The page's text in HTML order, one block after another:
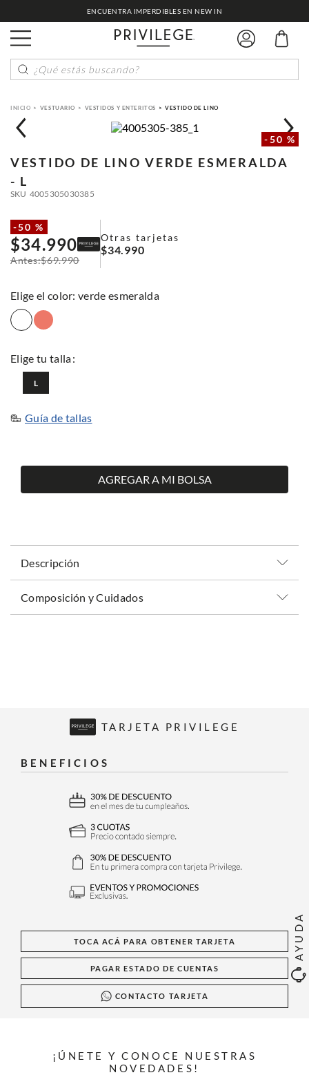
AYUDA
ENCUENTRA IMPERDIBLES EN NEW IN
¿Qué estás buscando?
VESTUARIO VESTIDOS Y ENTERITOS VESTIDO DE LINO
-50 %
VESTIDO DE LINO VERDE ESMERALDA
- L
SKU 4005305030385
-50 %
$34.990
$69.990
Otras tarjetas
$34.990
: verde esmeralda
L
Guía de tallas
AGREGAR A MI BOLSA
Descripción
Composición y Cuidados
TARJETA PRIVILEGE
BENEFICIOS
TOCA ACÁ PARA OBTENER TARJETA
PAGAR ESTADO DE CUENTAS
CONTACTO TARJETA
¡ÚNETE Y CONOCE NUESTRAS
NOVEDADES!